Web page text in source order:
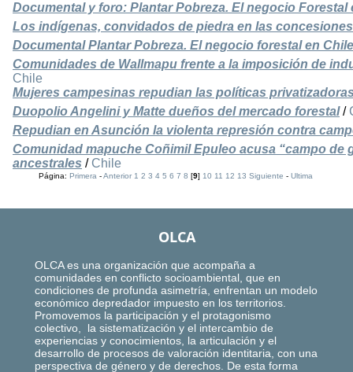
Documental y foro: Plantar Pobreza. El negocio Forestal
Los indígenas, convidados de piedra en las
Documental Plantar Pobreza. El negocio forestal en Chile
Comunidades de Wallmapu frente a la imposición de
Chile
Mujeres campesinas repudian las políticas
Duopolio Angelini y Matte dueños del mercado forestal/
Repudian en Asunción la violenta represión contra
Comunidad mapuche Coñimil Epuleo acusa “campo de
ancestrales / Chile
Página:Primera -Anterior 1 2 3 4 5 6 7 8 [9]10 11 12 13 Siguiente -Ultima
OLCA
OLCA es una organización que acompaña a
comunidades en conflicto socioambiental, que en
condiciones de profunda asimetría, enfrentan un modelo
económico depredador impuesto en los territorios.
Promovemos la participación y el protagonismo
colectivo, la sistematización y el intercambio de
experiencias y conocimientos, la articulación y el
desarrollo de procesos de valoración identitaria, con una
perspectiva de género y de derechos. De esta forma